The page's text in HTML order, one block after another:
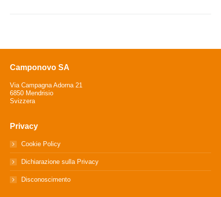
Camponovo SA
Via Campagna Adorna 21
6850 Mendrisio
Svizzera
Privacy
Cookie Policy
Dichiarazione sulla Privacy
Disconoscimento